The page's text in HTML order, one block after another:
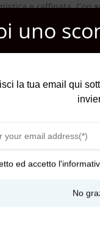
e raffinata. Con
che onora la
si fonde con la
uno
la tua email qui
ed accetto l'
No